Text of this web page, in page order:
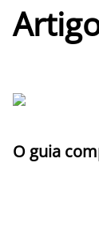
O guia